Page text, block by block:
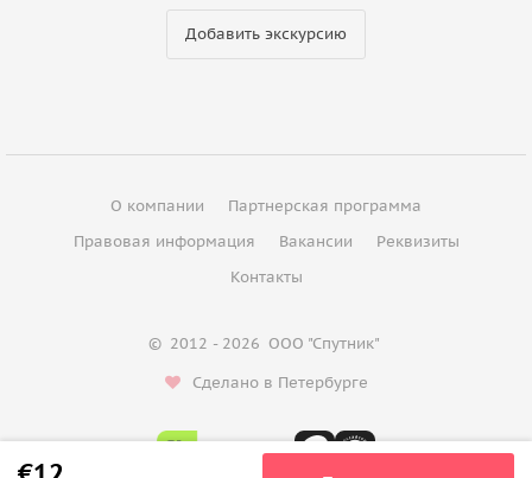
Добавить экскурсию
О компании
Партнерская программа
Правовая информация
Вакансии
Реквизиты
Контакты
© 2012 - 2026 ООО "Спутник"
Сделано в Петербурге